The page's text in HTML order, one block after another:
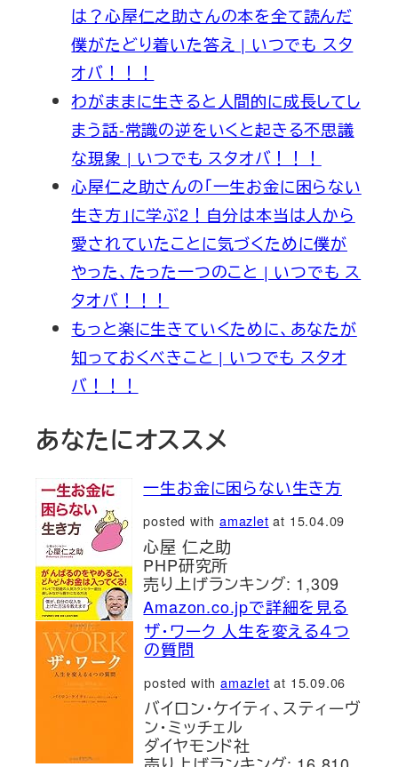
は？心屋仁之助さんの本を全て読んだ
僕がたどり着いた答え | いつでも スタ
オバ！！！
わがままに生きると人間的に成長してし
まう話-常識の逆をいくと起きる不思議
な現象 | いつでも スタオバ！！！
心屋仁之助さんの「一生お金に困らない
生き方」に学ぶ2！自分は本当は人から
愛されていたことに気づくために僕が
やった、たった一つのこと | いつでも ス
タオバ！！！
もっと楽に生きていくために、あなたが
知っておくべきこと | いつでも スタオ
バ！！！
あなたにオススメ
一生お金に困らない生き方
posted with amazlet at 15.04.09
心屋 仁之助
PHP研究所
売り上げランキング: 1,309
Amazon.co.jpで詳細を見る
ザ・ワーク 人生を変える４つ
の質問
posted with amazlet at 15.09.06
バイロン・ケイティ、スティーヴ
ン・ミッチェル
ダイヤモンド社